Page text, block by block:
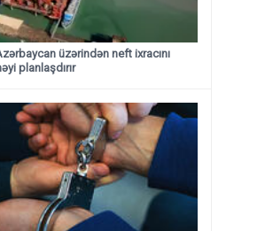
üzərindən neft ixracını
planlaşdırır